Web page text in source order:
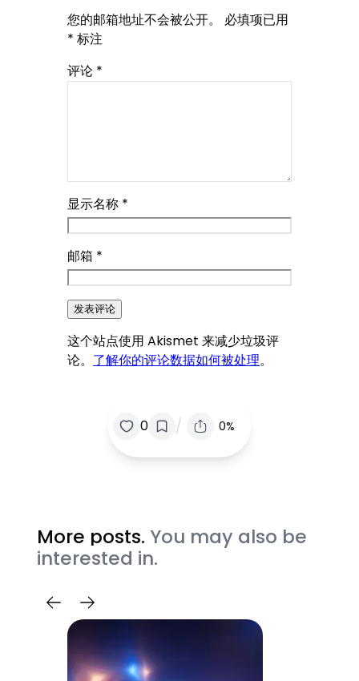
您的邮箱地址不会被公开。
必填项已用
* 标注
评论 *
显示名称 *
邮箱 *
这个站点使用 Akismet 来减少垃圾评
论。 了解你的评论数据如何被处理。
0 / 0%
More posts. You may also be
interested in.